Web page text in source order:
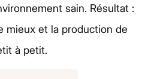
sain. Résultat :
mieux et la production de
à petit.